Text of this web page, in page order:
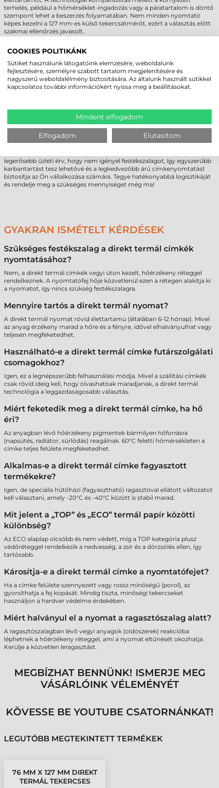
terhelés, például a hőmérséklet-ingadozás vagy a páratartalom is döntő
szempont lehet a beszerzés folyamatában. Nem minden nyomtató
képes kezelni a 127 mm-es külső tekercsátmérőt, ezért a választás előtt
szakmai ellenőrzés javasolt.
megrendelést tervez, szakértő csapatunk készséggel nyújt technikai
nagy tétel esetén személyre szabott ajánlatot biztosítunk üzleti
folyamataihoz. Vegye fel velünk a kapcsolatot, hogy elkerülje a nem
megfelelő anyagválasztásból eredő többletköltségeket.
KINEK AJÁNLOTT?
Ez a termék ideális választás azon B2B partnerek számára, akik napi
szinten nagy mennyiségű szállítmányt, alkatrészt vagy terméket
azonosítanak, és fontos számukra a költséghatékonyság. AZebra
legerősebb üzleti érv, hogy nem igényel festékszalagot, így egyszerűbb
karbantartást tesz lehetővé és a legkedvezőbb árú címkenyomtatást
biztosítja az Ön vállalkozása számára. Tegye hatékonyabbá logisztikáját
és rendelje meg a szükséges mennyiséget még ma!
GYAKRAN ISMÉTELT KÉRDÉSEK
Szükséges festékszalag a direkt termál címkék
nyomtatásához?
Nem, a direkt termál címkék vegyi úton kezelt, hőérzékeny réteggel
rendelkeznek. A nyomtatófej hője közvetlenül ezen a rétegen alakítja ki
a nyomatot, így nincs szükség festékszalagra.
Mennyire tartós a direkt termál nyomat?
A direkt termál nyomat rövid élettartamú (általában 6-12 hónap). Mivel
az anyag érzékeny marad a hőre és a fényre, idővel elhalványulhat vagy
teljesen megfeketedhet.
Használható-e a direkt termál címke futárszolgálati
csomagokhoz?
Igen, ez a legnépszerűbb felhasználási módja. Mivel a szállítási címkék
csak rövid ideig kell, hogy olvashatóak maradjanak, a direkt termál
technológia a leggazdaságosabb választás.
Miért feketedik meg a direkt termál címke, ha hő
éri?
Az anyagban lévő hőérzékeny pigmentek bármilyen hőforrásra
(napsütés, radiátor, súrlódás) reagálnak. 60°C feletti hőmérsékleten a
címke teljes felülete megfeketedhet.
Alkalmas-e a direkt termál címke fagyasztott
termékekre?
Igen, de speciális hűtőházi (fagyasztható) ragasztóval ellátott változatot
kell választani, amely -20°C és -40°C között is stabil marad.
Mit jelent a „TOP” és „ECO” termál papír közötti
különbség?
Az ECO alaplap olcsóbb és nem védett, míg a TOP kategória plusz
védőréteggel rendelkezik a nedvesség, a zsír és a dörzsölés ellen, így
tartósabb.
Károsítja-e a direkt termál címke a nyomtatófejet?
Ha a címke felülete szennyezett vagy rossz minőségű (porol), az
gyorsíthatja a fej kopását. Mindig tiszta, minőségi tekercseket
használjon a hardver védelme érdekében.
Miért halványul el a nyomat a ragasztószalag alatt?
A ragasztószalagban lévő vegyi anyagok (oldószerek) reakcióba
léphetnek a hőérzékeny réteggel, ami a nyomat eltűnését okozhatja.
Kerülje a közvetlen leragasztást.
MEGBÍZHAT BENNÜNK! ISMERJE MEG
VÁSÁRLÓINK VÉLEMÉNYÉT
KÖVESSE BE YOUTUBE CSATORNÁNKAT!
LEGUTÓBB MEGTEKINTETT TERMÉKEK
76 MM X 127 MM DIREKT
TERMÁL TEKERCSES
COOKIES POLITIKÁNK
Sütiket használunk látogatóink elemzésére, weboldalunk
fejlesztésére, személyre szabott tartalom megjelenítésére és
nagyszerű weboldalélmény biztosítására. Az általunk használt sütikkel
kapcsolatos további információkért nyissa meg a beállításokat.
Mindent elfogadom
Elfogadom Elutasítom